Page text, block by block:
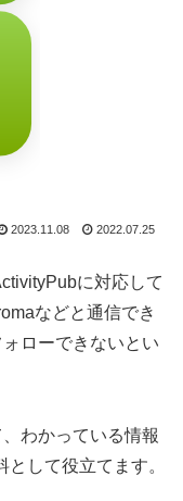
2023.11.08 2022.07.25
に対応して
などと通信でき
ローできないとい
わかっている情報
して役立てます。